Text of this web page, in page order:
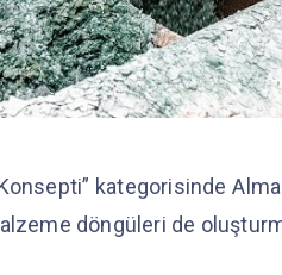
kategorisinde
döngüleri de